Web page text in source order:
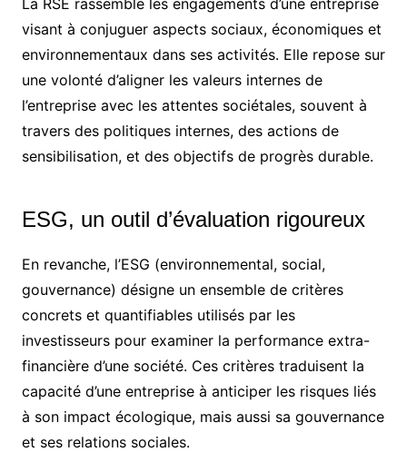
La RSE rassemble les engagements d’une entreprise
visant à conjuguer aspects sociaux, économiques et
environnementaux dans ses activités. Elle repose sur
une volonté d’aligner les valeurs internes de
l’entreprise avec les attentes sociétales, souvent à
travers des politiques internes, des actions de
sensibilisation, et des objectifs de progrès durable.
ESG, un outil d’évaluation rigoureux
En revanche, l’ESG (environnemental, social,
gouvernance) désigne un ensemble de critères
concrets et quantifiables utilisés par les
investisseurs pour examiner la performance extra-
financière d’une société. Ces critères traduisent la
capacité d’une entreprise à anticiper les risques liés
à son impact écologique, mais aussi sa gouvernance
et ses relations sociales.